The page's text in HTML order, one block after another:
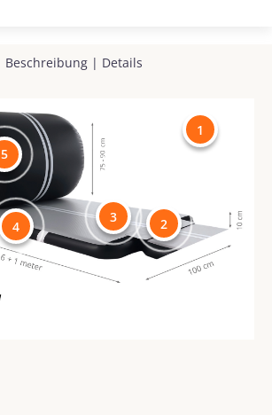
Beschreibung| Details
1
2
3
4
5